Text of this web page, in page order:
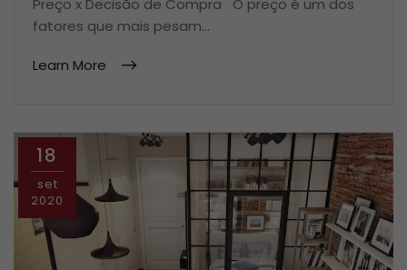
Preço x Decisão de Compra O preço é um dos
fatores que mais pesam…
Learn More
18
set
2020